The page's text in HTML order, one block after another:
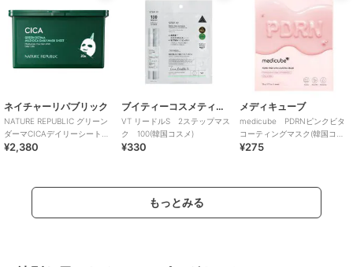
ネイチャーリパブリック
NATURE REPUBLIC グリーン
ダーマCICAデイリーシートマ
スク (韓国コスメ)
¥2,380
ブイティーコスメティクス
VT リードルS 2ステップマス
ク 100(韓国コスメ)
¥330
メディキューブ
medicube PDRNピンクビタ
コーティングマスク(韓国コス
メ)
¥275
もっとみる